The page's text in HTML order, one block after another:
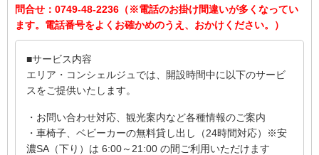
問合せ： 0749-48-2236（※電話のお掛け間違いが多くなってい
ます。電話番号をよくお確かめのうえ、おかけください。）
■サービス内容
エリア・コンシェルジュでは、開設時間中に以下のサービ
スをご提供いたします。
・お問い合わせ対応、観光案内など各種情報のご案内
・車椅子、ベビーカーの無料貸し出し（24時間対応）
※安
濃SA（下り）は 6:00～21:00 の間ご利用いただけます